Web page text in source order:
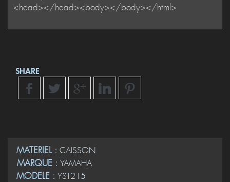
SHARE
MATERIEL : CAISSON
MARQUE : YAMAHA
MODELE : YST215